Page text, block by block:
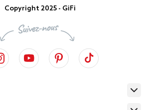
Copyright 2025 - GiFi